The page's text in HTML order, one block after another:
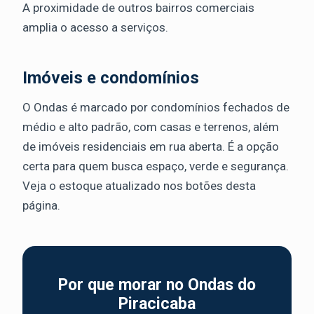
A proximidade de outros bairros comerciais
amplia o acesso a serviços.
Imóveis e condomínios
O Ondas é marcado por condomínios fechados de
médio e alto padrão, com casas e terrenos, além
de imóveis residenciais em rua aberta. É a opção
certa para quem busca espaço, verde e segurança.
Veja o estoque atualizado nos botões desta
página.
Por que morar no Ondas do
Piracicaba